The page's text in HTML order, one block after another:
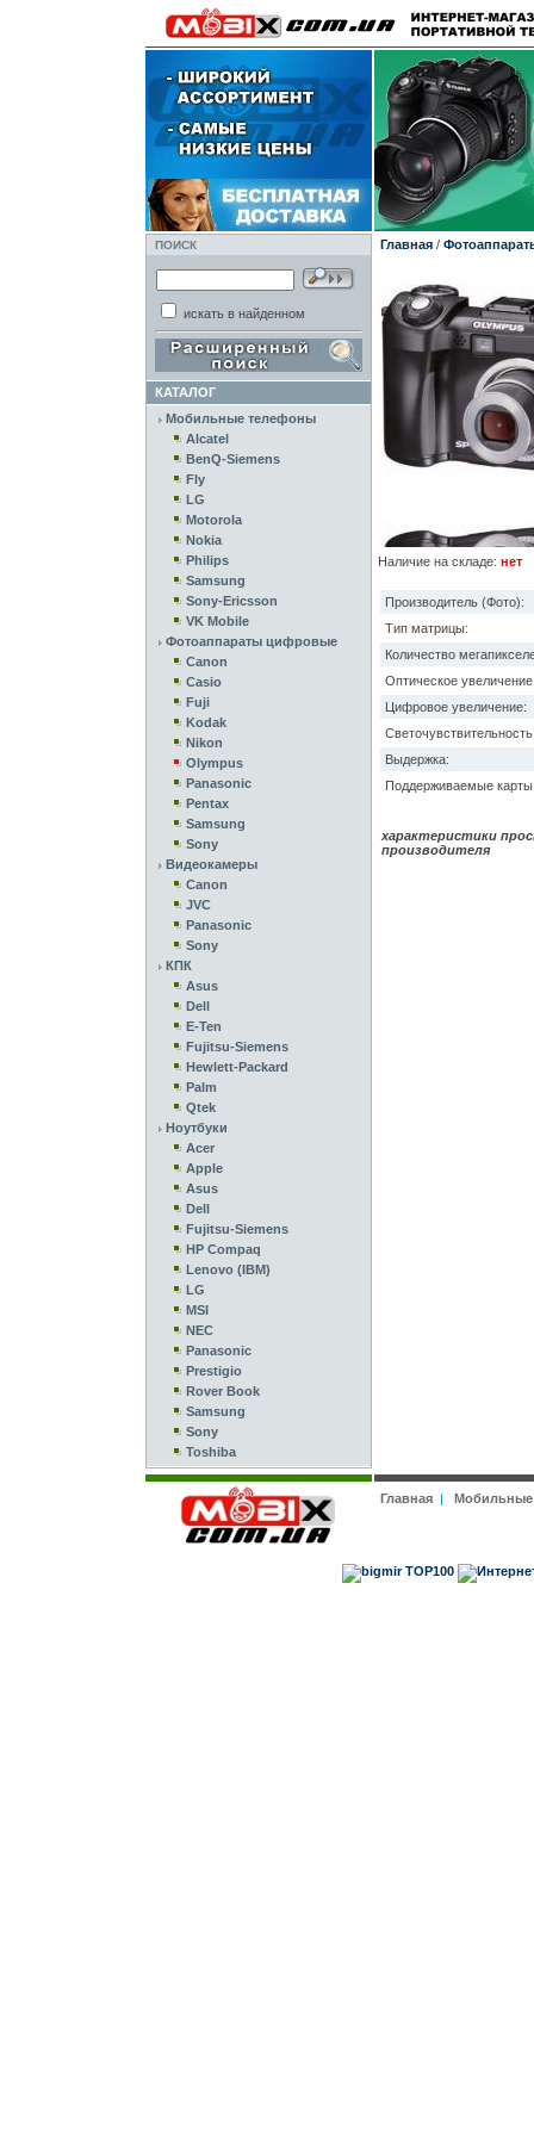
ПОИСК
искать в найденном
КАТАЛОГ
Мобильные телефоны
Alcatel
BenQ-Siemens
Fly
LG
Motorola
Nokia
Philips
Samsung
Sony-Ericsson
VK Mobile
Фотоаппараты цифровые
Canon
Casio
Fuji
Kodak
Nikon
Olympus
Panasonic
Pentax
Samsung
Sony
Видеокамеры
Canon
JVC
Panasonic
Sony
КПК
Asus
Dell
E-Ten
Fujitsu-Siemens
Hewlett-Packard
Palm
Qtek
Ноутбуки
Acer
Apple
Asus
Dell
Fujitsu-Siemens
HP Compaq
Lenovo (IBM)
LG
MSI
NEC
Panasonic
Prestigio
Rover Book
Samsung
Sony
Toshiba
Главная/
Наличие на складе: нет
Производитель (Фото):
Тип матрицы:
Количество
Оптическое
Цифровое увеличение:
Выдержка:
Поддерживаемые
характеристики
производителя
Главная|